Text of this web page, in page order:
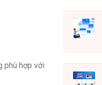
phù hợp với